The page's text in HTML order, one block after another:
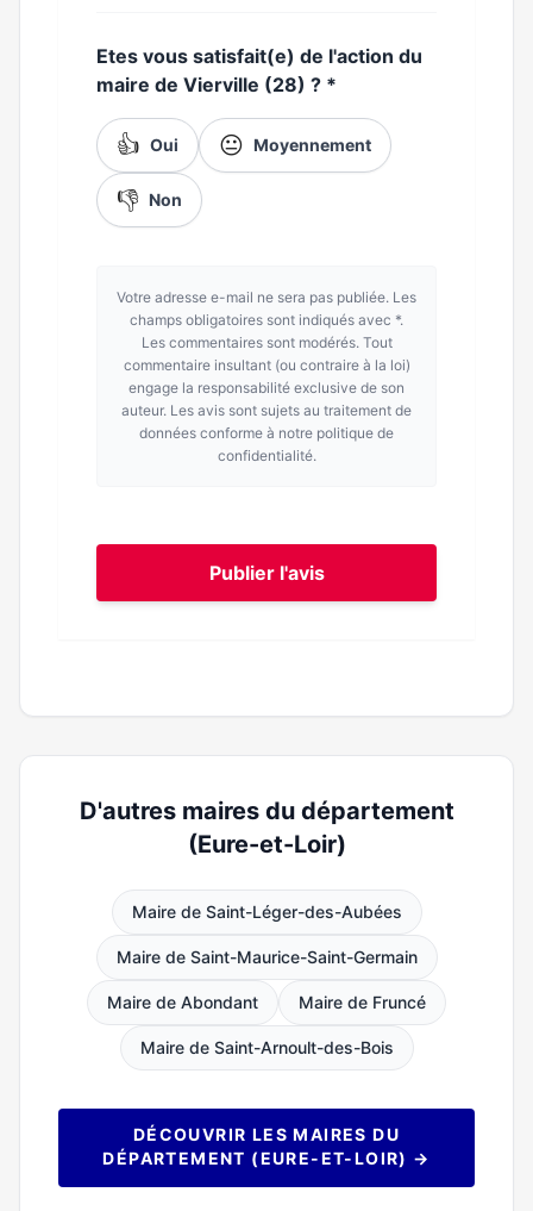
Etes vous satisfait(e) de l'action du
maire de Vierville (28) ? *
👍 Oui 😐 Moyennement
👎 Non
Votre adresse e-mail ne sera pas publiée. Les
champs obligatoires sont indiqués avec *.
Les commentaires sont modérés. Tout
commentaire insultant (ou contraire à la loi)
engage la responsabilité exclusive de son
auteur. Les avis sont sujets au traitement de
données conforme à notre politique de
confidentialité.
Publier l'avis
D'autres maires du département
(Eure-et-Loir)
Maire de Saint-Léger-des-Aubées
Maire de Saint-Maurice-Saint-Germain
Maire de Abondant Maire de Fruncé
Maire de Saint-Arnoult-des-Bois
DÉCOUVRIR LES MAIRES DU
DÉPARTEMENT (EURE-ET-LOIR) →